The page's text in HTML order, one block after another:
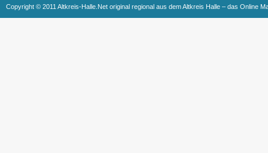
Copyright © 2011 Altkreis-Halle.Net original regional aus dem Altkreis Halle – das Online